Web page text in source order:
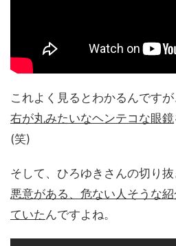
これよく見るとわかるんですが
右が丸みたいなヘンテコな眼鏡
(笑)
そして、ひろゆきさんの切り抜
悪意がある、危ない人そうな
ていた んですよね。